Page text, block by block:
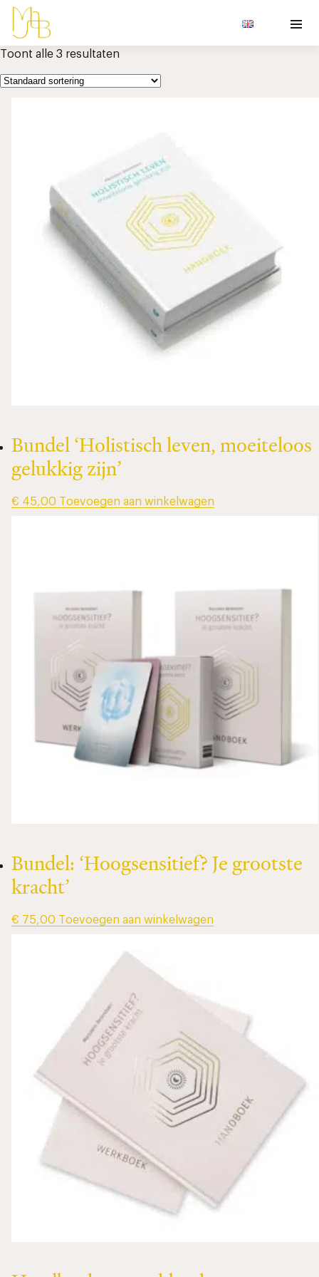
Toont alle 3 resultaten
Bundel ‘Holistisch leven, moeiteloos
gelukkig zijn’
€ 45,00 Toevoegen aan winkelwagen
Bundel: ‘Hoogsensitief? Je grootste
kracht’
€ 75,00 Toevoegen aan winkelwagen